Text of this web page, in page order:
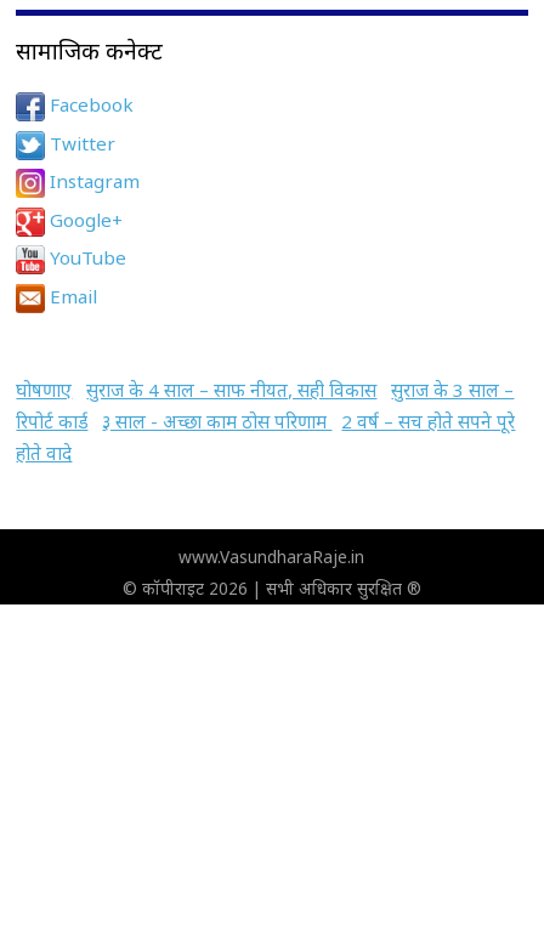
सामाजिक कनेक्ट
Facebook
Twitter
Instagram
Google+
YouTube
Email
घोषणाए सुराज के 4 साल – साफ नीयत, सही विकास सुराज के 3 साल –
रिपोर्ट कार्ड
३ साल - अच्छा काम ठोस परिणाम
2 वर्ष – सच होते सपने पूरे
होते वादे
www.VasundharaRaje.in
© कॉपीराइट 2026 | सभी अधिकार सुरक्षित ®